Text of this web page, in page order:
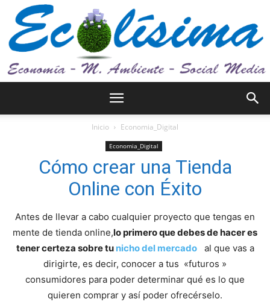
Medio
ambiente
Inicio Economia_Digital
Economia_Digital
Cómo crear una Tienda
Online con Éxito
Antes de llevar a cabo cualquier proyecto que tengas en
mente de tienda online,lo primero que debes de hacer es
tener certeza sobre tu nicho del mercadoal que vas a
dirigirte, es decir, conocer a tus «futuros »
consumidores para poder determinar qué es lo que
quieren comprar y así poder ofrecérselo.